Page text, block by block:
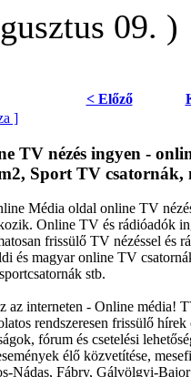
09. )
< Előző
]
TV nézés ingyen -
Sport TV
Média oldal online TV
Online TV és rádióadók
frissülő TV nézéssel és
és magyar online TV
stb.
az interneten - Online média!
rendszeresen frissülő
fórum és csetelési
élő közvetítése,
Nádas, Fábry, Gálvölgyi-